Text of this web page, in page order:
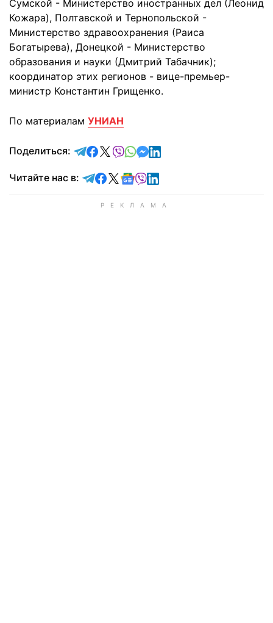
Сумской - Министерство иностранных дел (Леонид
Кожара), Полтавской и Тернопольской -
Министерство здравоохранения (Раиса
Богатырева), Донецкой - Министерство
образования и науки (Дмитрий Табачник);
координатор этих регионов - вице-премьер-
министр Константин Грищенко.
По материалам УНИАН
Поделиться: отправить в Telegram
поделиться в Facebook
поделиться в X
отправить в Viber
отправить в Whatsapp
отправить в Messenger
отправить в LinkedIn
Читайте нас в: Читайте в Telegram
Читайте в Facebook
Читайте в X
Читайте в Google news
Читайте в Viber
Читайте в LinkedIn